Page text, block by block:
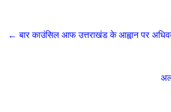
b
o
d
o
l e
← बार काउंसिल आफ उत्तराखंड के आह्वान पर